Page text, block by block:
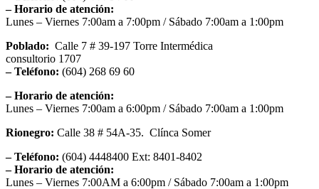
– Horario de atención:
Lunes – Viernes 7:00am a 7:00pm / Sábado 7:00am a 1:00pm
Poblado: Calle 7 # 39-197 Torre Intermédica
consultorio 1707
– Teléfono: (604) 268 69 60
– Horario de atención:
Lunes – Viernes 7:00am a 6:00pm / Sábado 7:00am a 1:00pm
Rionegro: Calle 38 # 54A-35. Clínca Somer
– Teléfono: (604) 4448400 Ext: 8401-8402
– Horario de atención:
Lunes – Viernes 7:00AM a 6:00pm / Sábado 7:00am a 1:00pm